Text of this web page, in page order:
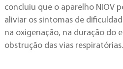
concluiu que o aparelho NIOV
aliviar os sintomas de
na oxigenação, na duração do
obstrução das vias respiratórias.